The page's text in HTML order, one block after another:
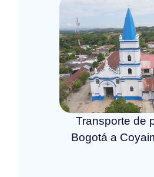
Transporte de
Bogotá a